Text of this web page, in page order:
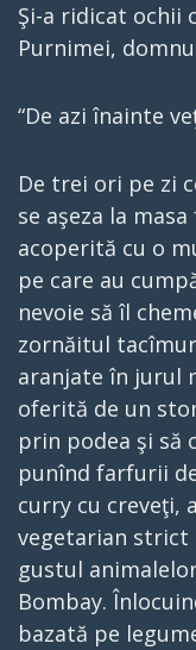
Şi-a ridicat ochii
Purnimei,
“De azi înainte
De trei ori pe zi
se aşeza la
acoperită cu o
pe care au
nevoie să îl
zornăitul
aranjate în jurul
oferită de un
prin podea şi să
punînd farfurii
curry cu creveţi,
vegetarian strict
gustul
Bombay.
bazată pe